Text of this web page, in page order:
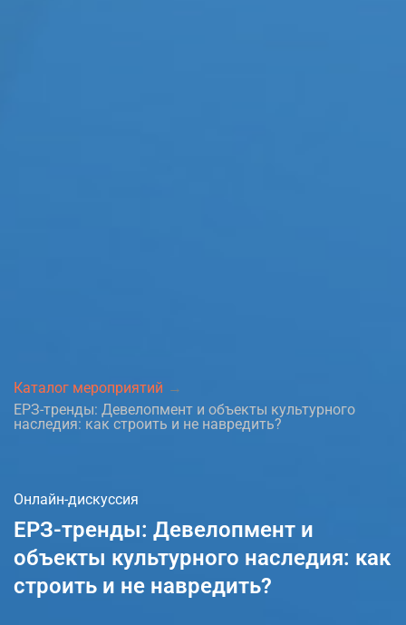
Каталог мероприятий
ЕРЗ-тренды: Девелопмент и объекты культурного
наследия: как строить и не навредить?
Онлайн-дискуссия
ЕРЗ-тренды: Девелопмент и
объекты культурного наследия: как
строить и не навредить?